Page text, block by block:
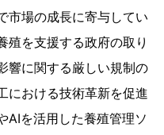
市場の成長に寄与してい
殖を支援する政府の取り
響に関する厳しい規制の
における技術革新を促進
AIを活用した養殖管理ソ